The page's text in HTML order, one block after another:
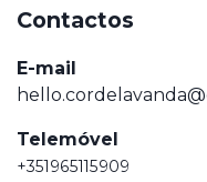
Contactos
E-mail
Telemóvel
+351965115909